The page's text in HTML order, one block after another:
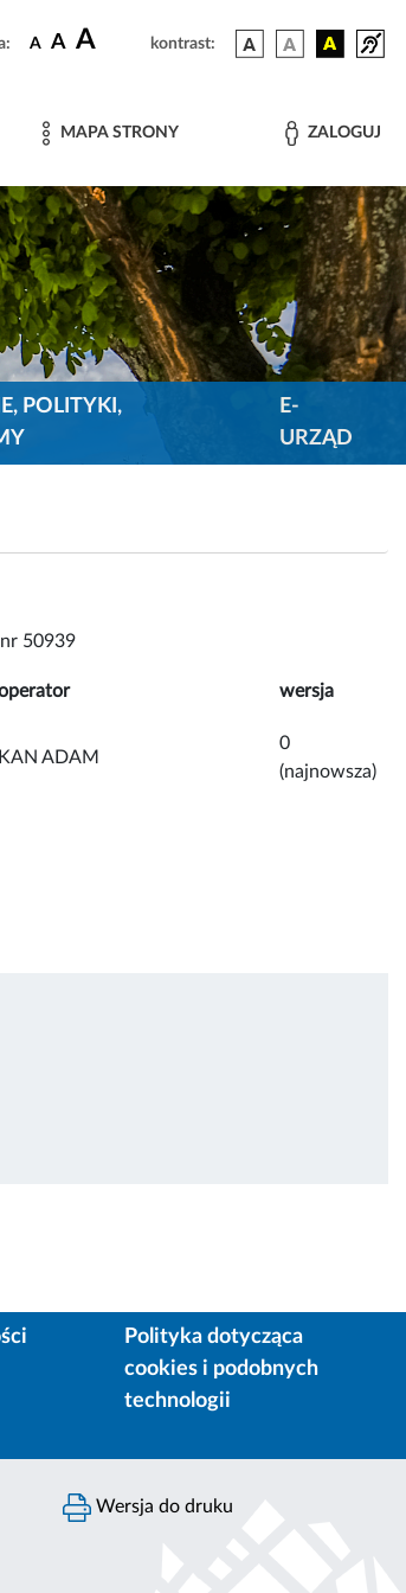
A A A kontrast:
MAPA STRONY ZALOGUJ
POLITYKI,
E-
URZĄD
nr 50939
wersja
KAN ADAM
0
(najnowsza)
Polityka dotycząca
cookies i podobnych
technologii
Wersja do druku